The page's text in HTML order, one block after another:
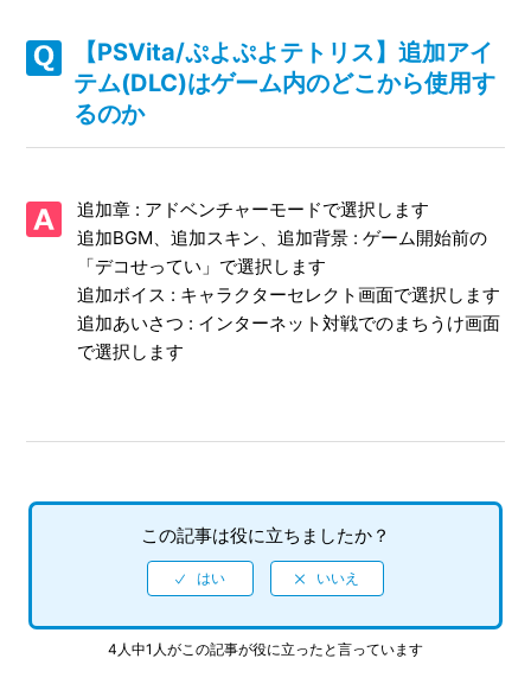
を、動画サイト/ブログ等で公開してもいいのか
【PSVita/ぷよぷよテトリス】PS Vita本体をWi-Fi通信/3G通
信で接続する環境がなくても、インターネットに接続できる
PCがあれば、追加アイテムを使用できるのか
【PSVita/ぷよぷよテトリス】裏技、隠しキャラクター、隠
し要素、隠しステージなどはあるのか
【PSVita/ぷよぷよテトリス】難易度設定はあるのか
【PSVita/ぷよぷよテトリス】インターネットの対戦で、対
【PSVita/ぷよぷよテトリス】通信プレイでしか入手できな
い要素(1人では獲得できない要素)はあるか
【PSVita/ぷよぷよテトリス】トロフィー機能に対応してい
【PSVita/ぷよぷよテトリス】追加アイ
テム(DLC)はゲーム内のどこから使用す
るのか
追加章 : アドベンチャーモードで選択します
追加BGM、追加スキン、追加背景 : ゲーム開始前の
「デコせってい」で選択します
追加ボイス : キャラクターセレクト画面で選択します
追加あいさつ : インターネット対戦でのまちうけ画面
で選択します
この記事は役に立ちましたか？
4人中1人がこの記事が役に立ったと言っています